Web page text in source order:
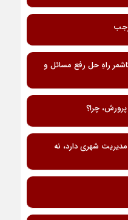
راهِ حل رفع مسائل و
چرا؟
شهری دارد، نه